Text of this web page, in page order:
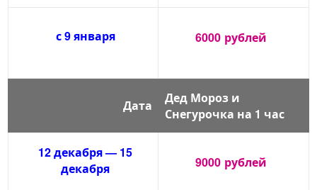
с 9 января 6000 рублей
Дата
Дед Мороз и
Снегурочка на 1 час
12 декабря — 15
декабря
9000 рублей